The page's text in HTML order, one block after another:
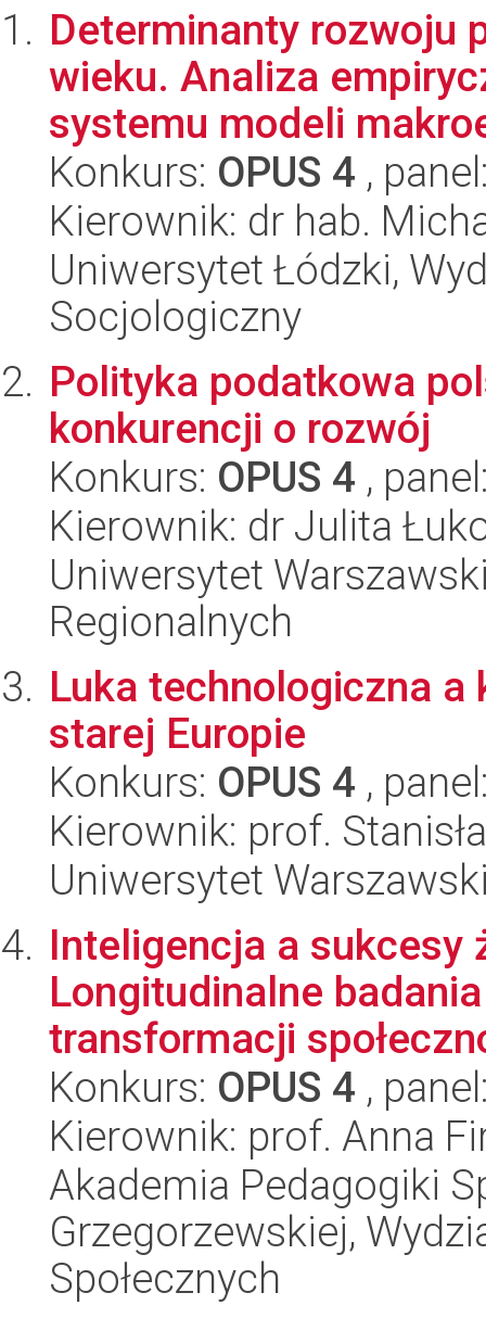
Determinanty rozwoju
wieku. Analiza
systemu modeli
Konkurs: OPUS 4 ,
Kierownik: dr hab.
Uniwersytet Łódzki,
Socjologiczny
Polityka podatkowa
konkurencji o rozwój
Konkurs: OPUS 4 ,
Kierownik: dr Julita
Uniwersytet
Regionalnych
Luka technologiczna
starej Europie
Konkurs: OPUS 4 ,
Kierownik: prof.
Uniwersytet
Inteligencja a sukcesy
Longitudinalne
transformacji
Konkurs: OPUS 4 ,
Kierownik: prof. Anna
Akademia Pedagogiki
Grzegorzewskiej,
Społecznych